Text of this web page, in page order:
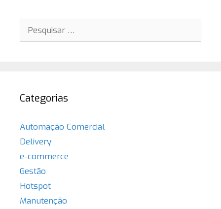
Pesquisar
por:
Categorias
Automação Comercial
Delivery
e-commerce
Gestão
Hotspot
Manutenção